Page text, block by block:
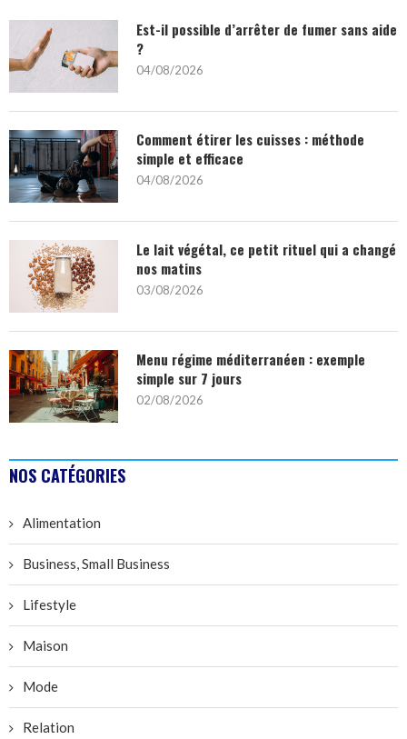
Est-il possible d’arrêter de fumer sans aide
?
04/08/2026
Comment étirer les cuisses : méthode
simple et efficace
04/08/2026
Le lait végétal, ce petit rituel qui a changé
nos matins
03/08/2026
Menu régime méditerranéen : exemple
simple sur 7 jours
02/08/2026
NOS CATÉGORIES
Alimentation
Business, Small Business
Lifestyle
Maison
Mode
Relation